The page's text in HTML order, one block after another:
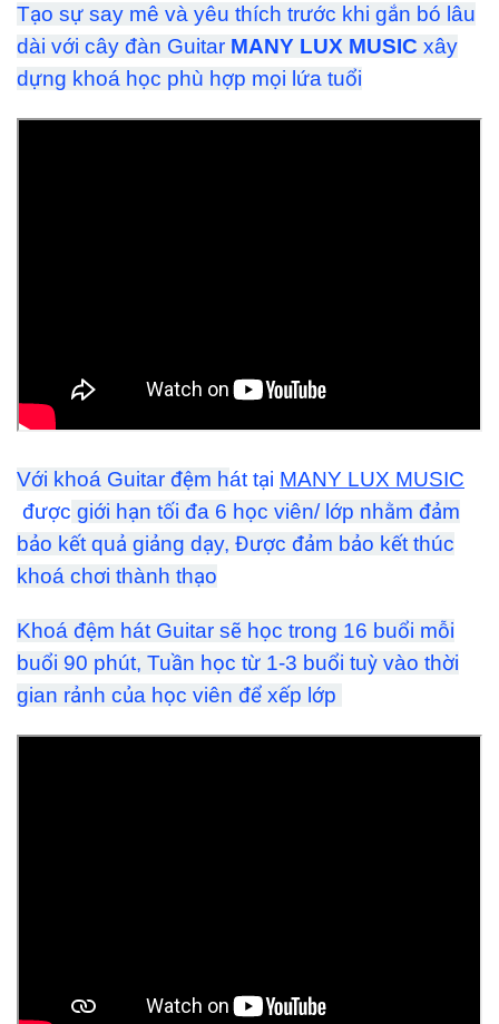
Tạo sự say mê và yêu thích trước khi gắn bó lâu
dài với cây đàn Guitar MANY LUX MUSIC xây
dựng khoá học phù hợp mọi lứa tuổi
Với khoá Guitar đệm hát tại MANY LUX MUSIC
được giới hạn tối đa 6 học viên/ lớp nhằm đảm
bảo kết quả giảng dạy, Được đảm bảo kết thúc
khoá chơi thành thạo
Khoá đệm hát Guitar sẽ học trong 16 buổi mỗi
buổi 90 phút, Tuần học từ 1-3 buổi tuỳ vào thời
gian rảnh của học viên để xếp lớp